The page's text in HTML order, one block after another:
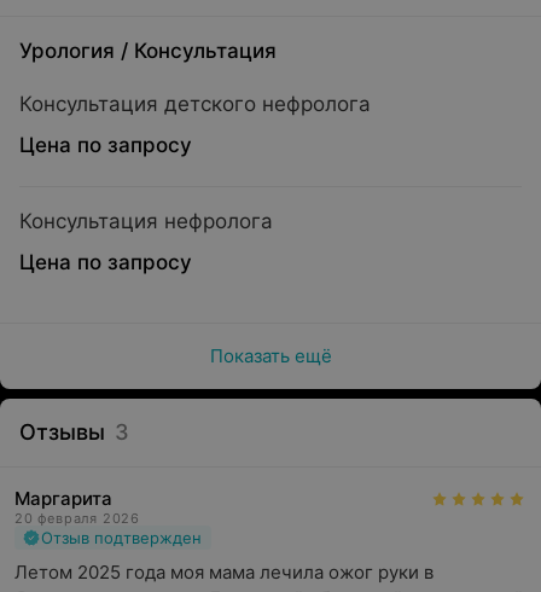
Урология / Консультация
Консультация детского нефролога
Цена по запросу
Консультация нефролога
Цена по запросу
Показать ещё
Отзывы 3
Маргарита
20 февраля 2026
Отзыв подтвержден
Летом 2025 года моя мама лечила ожог руки в